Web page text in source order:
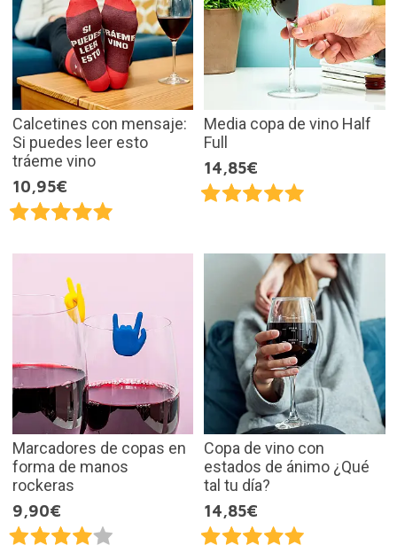
Calcetines con mensaje:
Si puedes leer esto
tráeme vino
10,95€
Media copa de vino Half
Full
14,85€
Marcadores de copas en
forma de manos
rockeras
9,90€
Copa de vino con
estados de ánimo ¿Qué
tal tu día?
14,85€